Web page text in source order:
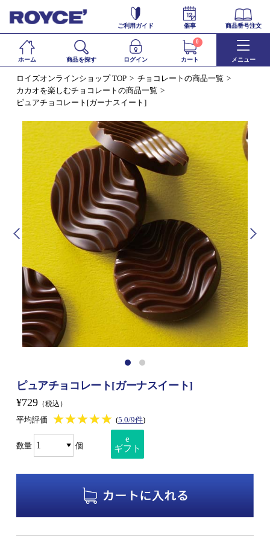
ご利用ガイド 催事 商品番号注文
ホーム 商品を探す ログイン カート
0
メニュー
ロイズオンラインショップ TOP
チョコレートの商品一覧
カカオを楽しむチョコレートの商品一覧
ピュアチョコレート[ガーナスイート]
ピュアチョコレート[ガーナスイート]
¥729 （税込）
平均評価 ★★★★★
★★★★★ (5.0/9件)
数量 個
e
ギフト